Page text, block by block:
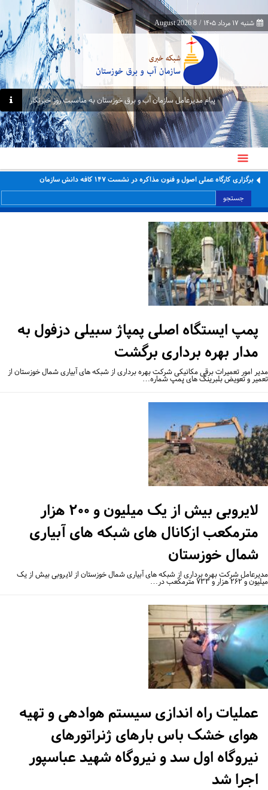
شنبه ۱۷ مرداد ۱۴۰۵ /
8 August 2026
پیام مدیرعامل سازمان آب و برق خوزستان به مناسبت روز خبرنگار
برگزاری کارگاه عملی اصول و فنون مذاکره در نشست ۱۴۷ کافه دانش سازمان
جستجو
پمپ ایستگاه اصلی پمپاژ سبیلی دزفول به
مدار بهره برداری برگشت
امور تعمیرات برقی مکانیکی شرکت بهره برداری از شبکه های آبیاری شمال خوزستان از
و تعویض بلبرینگ های پمپ شماره…
لایروبی بیش از یک میلیون و ۲۰۰ هزار
مترمکعب ازکانال های شبکه های آبیاری
شمال خوزستان
شرکت بهره برداری از شبکه های آبیاری شمال خوزستان از لایروبی بیش از یک
هزار و ۷۳۳ مترمکعب در…
عملیات راه اندازی سیستم هوادهی و تهیه
هوای خشک باس بارهای ژنراتورهای
نیروگاه اول سد و نیروگاه شهید عباسپور
اجرا شد